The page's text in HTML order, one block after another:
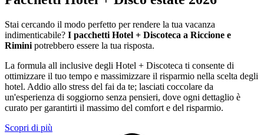
Stai cercando il modo perfetto per rendere la tua vacanza
indimenticabile? I pacchetti Hotel + Discoteca a Riccione e
Rimini potrebbero essere la tua risposta.
La formula all inclusive degli Hotel + Discoteca ti consente di
ottimizzare il tuo tempo e massimizzare il risparmio nella scelta degli
hotel. Addio allo stress del fai da te; lasciati coccolare da
un'esperienza di soggiorno senza pensieri, dove ogni dettaglio è
curato per garantirti il massimo del comfort e del risparmio.
Scopri di più